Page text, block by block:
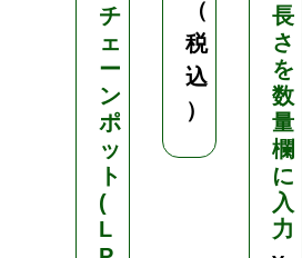
チ
ェ
ー
ン
ポ
ッ
ト
(
L
（
税
込
）
長
さ
を
数
量
欄
に
入
力